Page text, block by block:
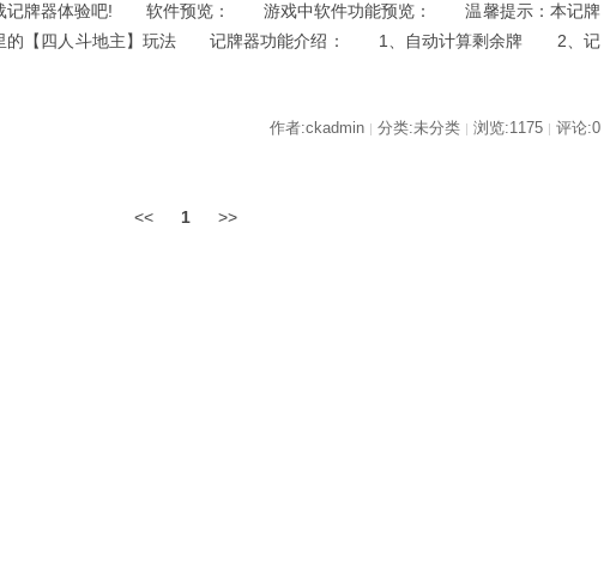
载记牌器体验吧! 软件预览： 游戏中软件功能预览： 温馨提示：本记牌
里的【四人斗地主】玩法 记牌器功能介绍： 1、自动计算剩余牌 2、记
作者:ckadmin | 分类:未分类 | 浏览:1175 | 评论:0
<< 1 >>